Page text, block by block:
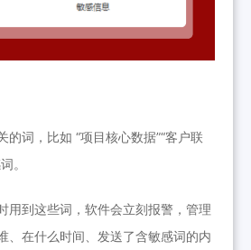
的词，比如 “项目核心数据”“客户联
。
用到这些词，软件会立刻报警，管理
、在什么时间、发送了含敏感词的内